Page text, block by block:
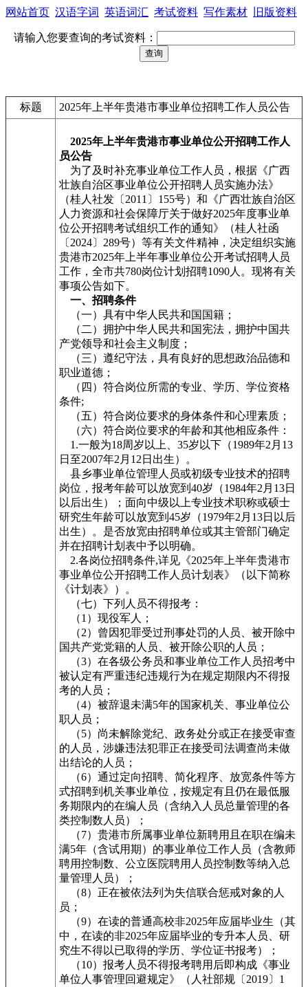
网站首页 汉语字词 英语词汇 考试资料 写作素材 旧版资料
请输入您要查询的考试资料：
标题 2025年上半年贵港市事业单位招聘工作人员公告
2025年上半年贵港市事业单位公开招聘工作人
员公告
为了及时补充事业单位工作人员，根据《广西
壮族自治区事业单位公开招聘人员实施办法》
（桂人社发〔2011〕155号）和《广西壮族自治区
人力资源和社会保障厅关于做好2025年度事业单
位公开招聘考试组织工作的通知》（桂人社函
〔2024〕289号）等有关文件精神，决定组织实施
贵港市2025年上半年事业单位公开考试招聘人员
工作，全市共780岗位计划招聘1090人。现将有关
事项公告如下。
一、招聘条件
（一）具有中华人民共和国国籍；
（二）拥护中华人民共和国宪法，拥护中国共
产党领导和社会主义制度；
（三）遵纪守法，具有良好的思想政治品德和
职业道德；
（四）符合岗位所需的专业、学历、学位资格
条件;
（五）符合岗位要求的身体条件和心理素质；
（六）符合岗位要求的年龄和其他相应条件：
1.一般为18周岁以上、35岁以下（1989年2月13
日至2007年2月12日出生）。
县乡事业单位管理人员或初级专业技术的招聘
岗位，报考年龄可以放宽到40岁（1984年2月13日
以后出生）；面向中级以上专业技术职称或硕士
研究生年龄可以放宽到45岁（1979年2月13日以后
出生）。是否放宽由招聘单位或其主管部门确定
并在招聘计划表中予以明确。
2.各岗位招聘条件,详见《2025年上半年贵港市
事业单位公开招聘工作人员计划表》（以下简称
《计划表》）。
（七）下列人员不得报考：
（1）现役军人；
（2）曾因犯罪受过刑事处罚的人员、被开除中
国共产党党籍的人员、被开除公职的人员；
（3）在各级公务员和事业单位工作人员招考中
被认定有严重违纪违规行为在规定期限内不得报
考的人员；
（4）被辞退未满5年的国家机关、事业单位公
职人员；
（5）尚未解除党纪、政务处分或正在接受审查
的人员，涉嫌违法犯罪正在接受司法调查尚未做
出结论的人员；
（6）通过定向招聘、简化程序、放宽条件等方
式招聘到机关事业单位，按规定有且仍在最低服
务期限内的在编人员（含纳入人员总量管理的各
类控制数人员）；
（7）贵港市所属事业单位新聘用且在职在编未
满5年（含试用期）的事业单位工作人员（含教师
聘用控制数、公立医院聘用人员控制数等纳入总
量管理人员）；
（8）正在被依法列为失信联合惩戒对象的人
员；
（9）在读的普通高校非2025年应届毕业生（其
中，在读的非2025年应届毕业的专升本人员、研
究生不得以已取得的学历、学位证书报考）；
（10）报考人员不得报考聘用后即构成《事业
单位人事管理回避规定》（人社部规〔2019〕1